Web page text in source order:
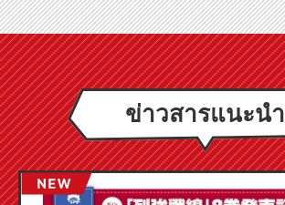
ข่าวสารแนะนำ